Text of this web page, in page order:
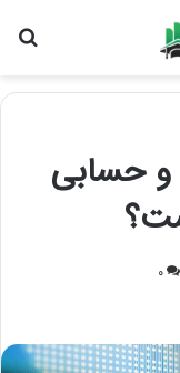
و حسابی
۰